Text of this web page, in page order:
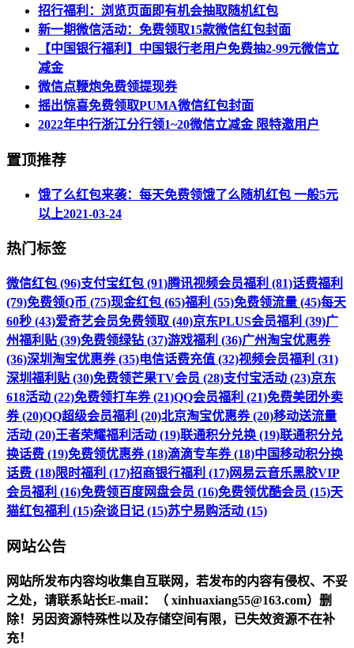
招行福利：浏览页面即有机会抽取随机红包
新一期微信活动：免费领取15款微信红包封面
【中国银行福利】中国银行老用户免费抽2-99元微信立
减金
微信点鞭炮免费领提现券
摇出惊喜免费领取PUMA微信红包封面
2022年中行浙江分行领1~20微信立减金 限特邀用户
置顶推荐
饿了么红包来袭：每天免费领饿了么随机红包 一般5元
以上2021-03-24
热门标签
微信红包 (96)支付宝红包 (91)腾讯视频会员福利 (81)话费福利
(79)免费领Q币 (75)现金红包 (65)福利 (55)免费领流量 (45)每天
60秒 (43)爱奇艺会员免费领取 (40)京东PLUS会员福利 (39)广
州福利贴 (39)免费领绿钻 (37)游戏福利 (36)广州淘宝优惠券
(36)深圳淘宝优惠券 (35)电信话费充值 (32)视频会员福利 (31)
深圳福利贴 (30)免费领芒果TV会员 (28)支付宝活动 (23)京东
618活动 (22)免费领打车券 (21)QQ会员福利 (21)免费美团外卖
券 (20)QQ超级会员福利 (20)北京淘宝优惠券 (20)移动送流量
活动 (20)王者荣耀福利活动 (19)联通积分兑换 (19)联通积分兑
换话费 (19)免费领优惠券 (18)滴滴专车券 (18)中国移动积分换
话费 (18)限时福利 (17)招商银行福利 (17)网易云音乐黑胶VIP
会员福利 (16)免费领百度网盘会员 (16)免费领优酷会员 (15)天
猫红包福利 (15)杂谈日记 (15)苏宁易购活动 (15)
网站公告
网站所发布内容均收集自互联网，若发布的内容有侵权、不妥
之处，请联系站长E-mail：（ xinhuaxiang55@163.com）删
除！另因资源特殊性以及存储空间有限，已失效资源不在补
充！